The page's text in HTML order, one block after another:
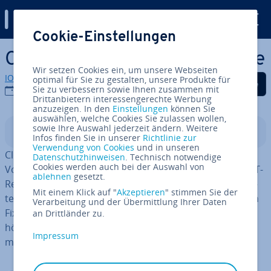
Zum Haupt­in­halt springen
Cloud Computing: Die Vorteile
IONOS Redaktion
02.07.2026
Auf Facebook teilen
Auf Twitter teilen
Auf LinkedIn
In­halts­ver­zeich­nis
Cloud Computing bietet Un­ter­neh­men stra­te­gi­sche
Vorteile durch die be­darfs­ge­rech­te Be­reit­stel­lung von IT-
Res­sour­cen über das Internet. Die wich­tigs­ten Kern­vor­
tei­le sind maximale Ska­lier­bar­keit, die Um­wand­lung von
Fixkosten in variable Kosten (Pay-per-Use), po­ten­zi­ell
höhere IT-Si­cher­heit und der sofortige Zugang zu
modernen Tech­no­lo­gien wie Künst­li­cher In­tel­li­genz.
Cookie-Einstellungen
Wir setzen Cookies ein, um unsere Webseiten
optimal für Sie zu gestalten, unsere Produkte für
Sie zu verbessern sowie Ihnen zusammen mit
Drittanbietern interessengerechte Werbung
anzuzeigen. In den Einstellungen können Sie
auswählen, welche Cookies Sie zulassen wollen,
sowie Ihre Auswahl jederzeit ändern. Weitere
Infos finden Sie in unserer Richtlinie zur
Verwendung von Cookies und in unseren
Datenschutzhinweisen. Technisch notwendige
Cookies werden auch bei der Auswahl von
ablehnen gesetzt.
Mit einem Klick auf "Akzeptieren" stimmen Sie der
Verarbeitung und der Übermittlung Ihrer Daten
an Drittländer zu.
Impressum